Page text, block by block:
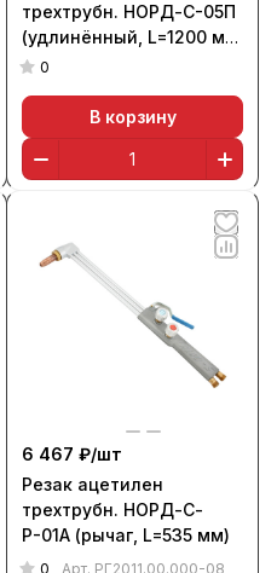
трехтрубн. НОРД-С-05П
(удлинённый, L=1200 мм,
110 гр.)
0
В корзину
6 467 ₽/шт
Резак ацетилен
трехтрубн. НОРД-С-
Р-01А (рычаг, L=535 мм)
0 Арт. РГ2011.00.000-08